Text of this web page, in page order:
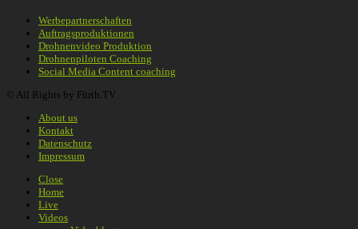
Werbepartnerschaften
Auftragsproduktionen
Drohnenvideo Produktion
Drohnenpiloten Coaching
Social Media Content coaching
© All Rights by Fürth.TV
About us
Kontakt
Datenschutz
Impressum
Close
Home
Live
Videos